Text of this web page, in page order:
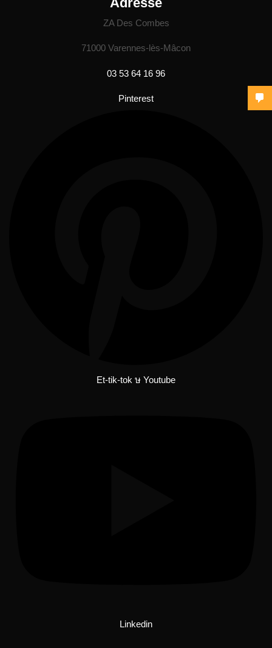
ZA Des Combes
71000 Varennes-lès-Mâcon
03 53 64 16 96
Pinterest
Et-tik-tok Youtube
Linkedin